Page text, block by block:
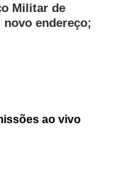
Militar de
endereço;
ao vivo